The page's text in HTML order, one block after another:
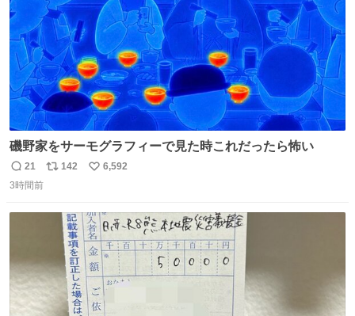
磯野家をサーモグラフィーで見た時これだったら怖い
返
信
21
リ
142
い
数
6,592
3時間前